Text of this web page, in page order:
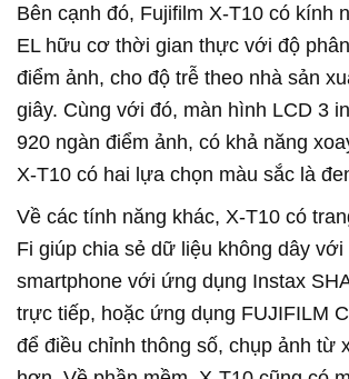
Bên cạnh đó, Fujifilm X-T10 có kính
EL hữu cơ thời gian thực với độ
điểm ảnh, cho độ trễ theo nhà sản
giây. Cùng với đó, màn hình LCD 3
920 ngàn điểm ảnh, có khả năng
X-T10 có hai lựa chọn màu sắc là
Về các tính năng khác, X-T10 có
Fi giúp chia sẻ dữ liệu không dây
smartphone với ứng dụng Instax
trực tiếp, hoặc ứng dụng FUJIFILM
để điều chỉnh thông số, chụp ảnh từ